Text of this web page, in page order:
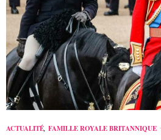
ACTUALITÉ, FAMILLE ROYALE BRITANNIQUE